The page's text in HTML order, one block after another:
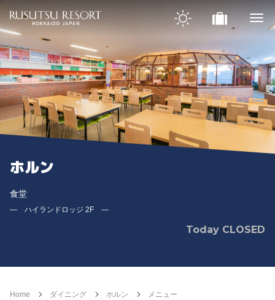
ホルン
食堂
― ハイランドロッジ 2F ―
Today CLOSED
Home ダイニング ホルン メニュー